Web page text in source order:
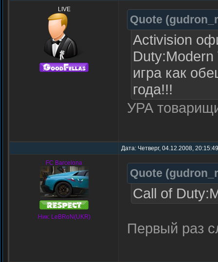
LIVE
Quote (
Activision
игра как
года!!!
УРА
Дата: Четверг, 04.12.2008,
FC Barcelona
Ник: LeBRoN(UKR)
Quote (
Call of
Первый раз